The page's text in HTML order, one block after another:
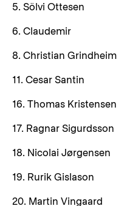
5. Sölvi Ottesen
6. Claudemir
8. Christian Grindheim
11. Cesar Santin
16. Thomas Kristensen
17. Ragnar Sigurdsson
18. Nicolai Jørgensen
19. Rurik Gislason
20. Martin Vingaard